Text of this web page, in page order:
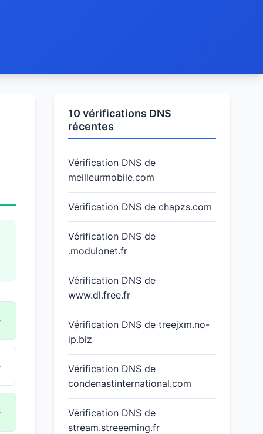
10 vérifications DNS
récentes
Vérification DNS de
meilleurmobile.com
Vérification DNS de chapzs.com
Vérification DNS de
.modulonet.fr
Vérification DNS de
www.dl.free.fr
Vérification DNS de treejxm.no-
ip.biz
Vérification DNS de
condenastinternational.com
Vérification DNS de
stream.streeeming.fr